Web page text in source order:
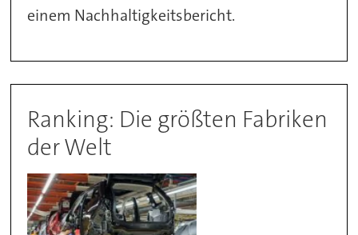
einem Nachhaltigkeitsbericht.
Ranking: Die größten Fabriken
der Welt